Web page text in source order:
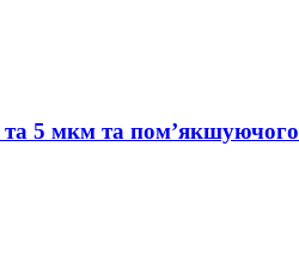
5 мкм та пом’якшуючого